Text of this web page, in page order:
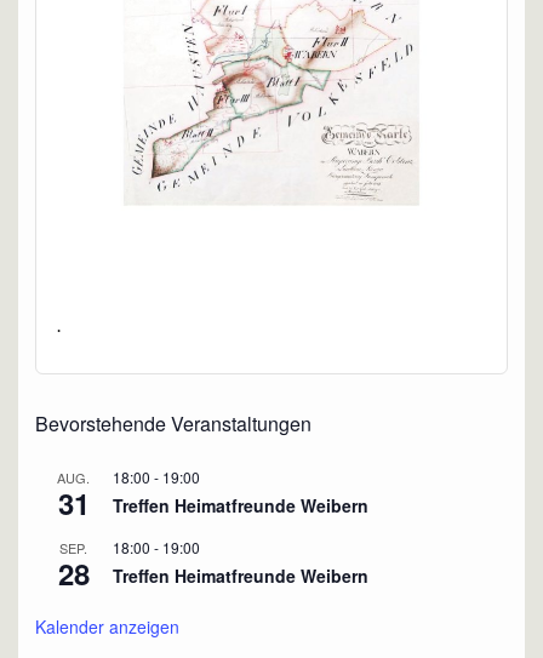
.
Bevorstehende Veranstaltungen
AUG.
31
18:00 - 19:00
Treffen Heimatfreunde Weibern
SEP.
28
18:00 - 19:00
Treffen Heimatfreunde Weibern
Kalender anzeigen